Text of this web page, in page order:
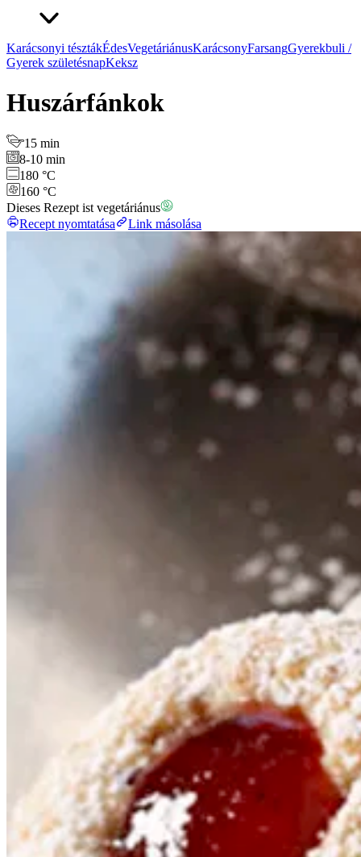
Karácsonyi tésztákÉdesVegetáriánusKarácsonyFarsangGyerekbuli /
Gyerek születésnapKeksz
Huszárfánkok
15 min
8-10 min
180 °C
160 °C
Dieses Rezept ist vegetáriánus
Recept nyomtatása
Link másolása